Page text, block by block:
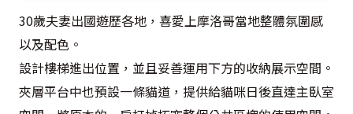
30歲夫妻出國遊歷各地，喜愛上摩洛哥當地整體氛圍感
以及配色。
設計樓梯進出位置，並且妥善運用下方的收納展示空間。
夾層平台中也預設一條貓道，提供給貓咪日後直達主臥室